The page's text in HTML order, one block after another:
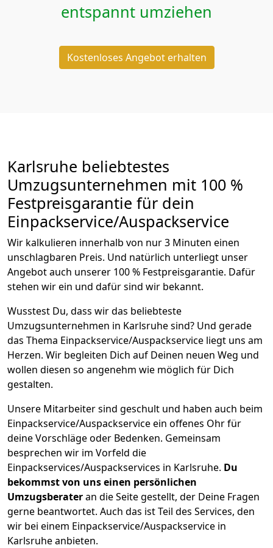
entspannt umziehen
Kostenloses Angebot erhalten
Karlsruhe beliebtestes
Umzugsunternehmen mit 100 %
Festpreisgarantie für dein
Einpackservice/Auspackservice
Wir kalkulieren innerhalb von nur 3 Minuten einen
unschlagbaren Preis. Und natürlich unterliegt unser
Angebot auch unserer 100 % Festpreisgarantie. Dafür
stehen wir ein und dafür sind wir bekannt.
Wusstest Du, dass wir das beliebteste
Umzugsunternehmen in Karlsruhe sind? Und gerade
das Thema Einpackservice/Auspackservice liegt uns am
Herzen. Wir begleiten Dich auf Deinen neuen Weg und
wollen diesen so angenehm wie möglich für Dich
gestalten.
Unsere Mitarbeiter sind geschult und haben auch beim
Einpackservice/Auspackservice ein offenes Ohr für
deine Vorschläge oder Bedenken. Gemeinsam
besprechen wir im Vorfeld die
Einpackservices/Auspackservices in Karlsruhe. Du
bekommst von uns einen persönlichen
Umzugsberateran die Seite gestellt, der Deine Fragen
gerne beantwortet. Auch das ist Teil des Services, den
wir bei einem Einpackservice/Auspackservice in
Karlsruhe anbieten.